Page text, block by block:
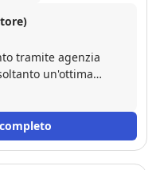
tramite agenzia
un'ottima
fuori dal comune.
precisa a favore di
senza minimo